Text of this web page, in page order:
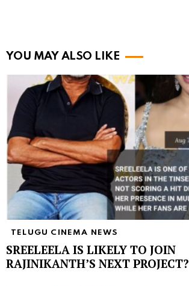
YOU MAY ALSO LIKE
TELUGU CINEMA NEWS
SREELEELA IS LIKELY TO JOIN
RAJINIKANTH’S NEXT PROJECT?